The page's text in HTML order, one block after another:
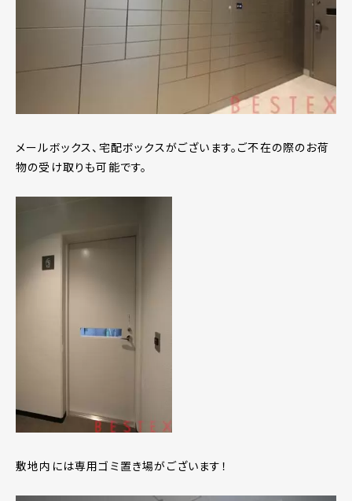
メールボックス、宅配ボックスがございます。ご不在の際のお荷
物の受け取りも可能です。
敷地内には専用ゴミ置き場がございます！